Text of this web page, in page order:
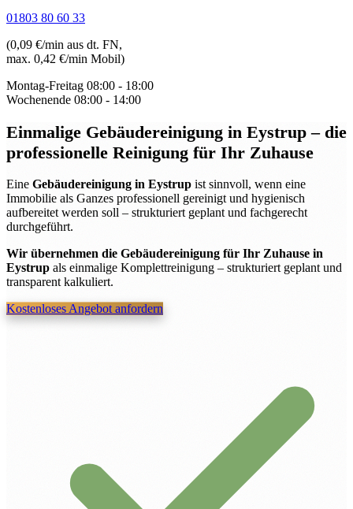
01803 80 60 33
(0,09 €/min aus dt. FN,
max. 0,42 €/min Mobil)
Montag-Freitag 08:00 - 18:00
Wochenende 08:00 - 14:00
Einmalige Gebäudereinigung in Eystrup– die
professionelle Reinigung für Ihr Zuhause
Eine Gebäudereinigung in Eystrup ist sinnvoll, wenn eine
Immobilie als Ganzes professionell gereinigt und hygienisch
aufbereitet werden soll – strukturiert geplant und fachgerecht
durchgeführt.
Wir übernehmen die Gebäudereinigung für Ihr Zuhause in
Eystrup als einmalige Komplettreinigung – strukturiert geplant und
transparent kalkuliert.
Kostenloses Angebot anfordern